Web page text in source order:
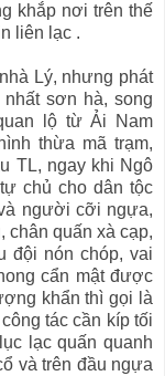
khắp nơi trên thế
liên lạc .
Lý, nhưng phát
sơn hà, song
lộ từ Ải Nam
thừa mã trạm,
TL, ngay khi Ngô
chủ cho dân tộc
người cỡi ngựa,
chân quấn xà cạp,
đội nón chóp, vai
cẩn mật được
khẩn thì gọi là
tác cần kíp tối
lạc quấn quanh
và trên đầu ngựa